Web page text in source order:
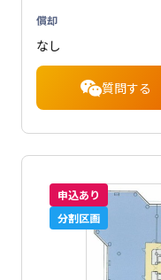
償却
なし
質問する
申込あり
分割区画